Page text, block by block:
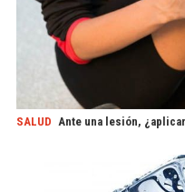
SALUD Ante una lesión,